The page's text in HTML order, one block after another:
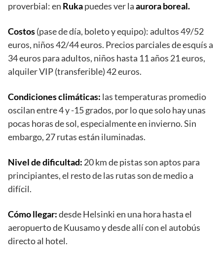
proverbial: en Rukapuedes ver laaurora boreal.
Costos(pase de día, boleto y equipo): adultos 49/52
euros, niños 42/44 euros. Precios parciales de esquís a
34 euros para adultos, niños hasta 11 años 21 euros,
alquiler VIP (transferible) 42 euros.
Condiciones climáticas: las temperaturas promedio
oscilan entre 4 y -15 grados, por lo que solo hay unas
pocas horas de sol, especialmente en invierno. Sin
embargo, 27 rutas están iluminadas.
Nivel de dificultad: 20 km de pistas son aptos para
principiantes, el resto de las rutas son de medio a
difícil.
Cómo llegar:desde Helsinki en una hora hasta el
aeropuerto de Kuusamo y desde allí con el autobús
directo al hotel.